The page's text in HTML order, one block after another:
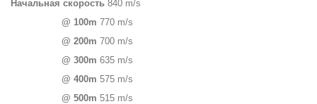
Начальная скорость 840 m/s
@ 100m 770 m/s
@ 200m 700 m/s
@ 300m 635 m/s
@ 400m 575 m/s
@ 500m 515 m/s